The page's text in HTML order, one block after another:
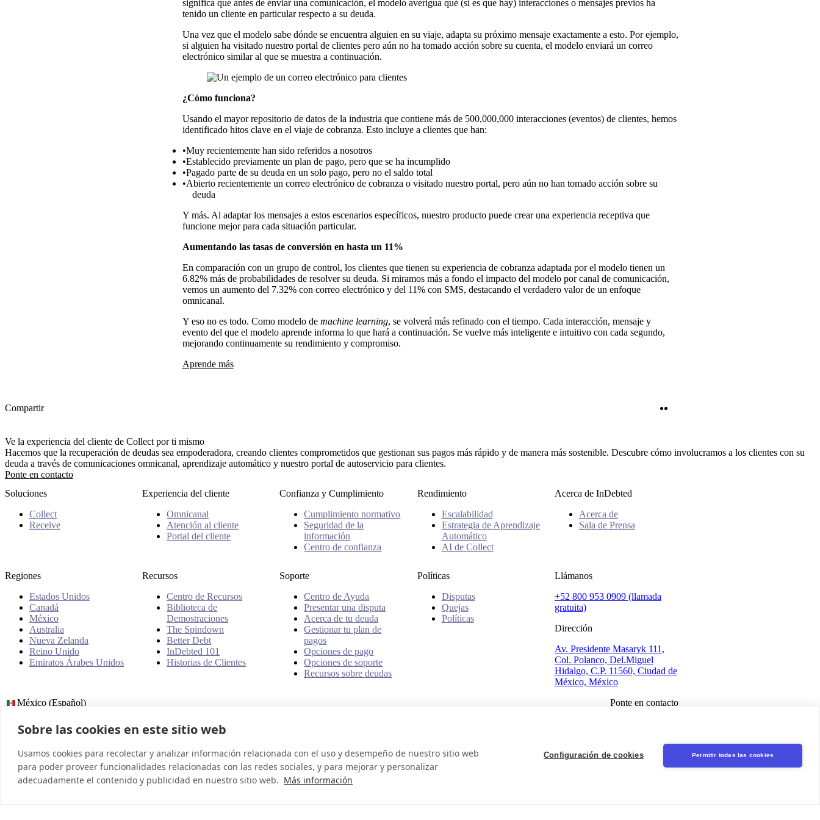
significa que antes de enviar una comunicación, el modelo averigua qué (si es que hay) interacciones o mensajes previos ha
tenido un cliente en particular respecto a su deuda.
Una vez que el modelo sabe dónde se encuentra alguien en su viaje, adapta su próximo mensaje exactamente a esto. Por ejemplo,
si alguien ha visitado nuestro portal de clientes pero aún no ha tomado acción sobre su cuenta, el modelo enviará un correo
electrónico similar al que se muestra a continuación.
¿Cómo funciona?
Usando el mayor repositorio de datos de la industria que contiene más de 500,000,000 interacciones (eventos) de clientes, hemos
identificado hitos clave en el viaje de cobranza. Esto incluye a clientes que han:
Muy recientemente han sido referidos a nosotros
Establecido previamente un plan de pago, pero que se ha incumplido
Pagado parte de su deuda en un solo pago, pero no el saldo total
Abierto recientemente un correo electrónico de cobranza o visitado nuestro portal, pero aún no han tomado acción sobre su
deuda
Y más. Al adaptar los mensajes a estos escenarios específicos, nuestro producto puede crear una experiencia receptiva que
funcione mejor para cada situación particular.
Aumentando las tasas de conversión en hasta un 11%
En comparación con un grupo de control, los clientes que tienen su experiencia de cobranza adaptada por el modelo tienen un
6.82% más de probabilidades de resolver su deuda. Si miramos más a fondo el impacto del modelo por canal de comunicación,
vemos un aumento del 7.32% con correo electrónico y del 11% con SMS, destacando el verdadero valor de un enfoque
omnicanal.
Y eso no es todo. Como modelo de machine learning, se volverá más refinado con el tiempo. Cada interacción, mensaje y
evento del que el modelo aprende informa lo que hará a continuación. Se vuelve más inteligente e intuitivo con cada segundo,
mejorando continuamente su rendimiento y compromiso.
Aprende más
Compartir
Ve la experiencia del cliente de Collect por ti mismo
Hacemos que la recuperación de deudas sea empoderadora, creando clientes comprometidos que gestionan sus pagos más rápido y de manera más sostenible. Descubre cómo involucramos a los clientes con su
deuda a través de comunicaciones omnicanal, aprendizaje automático y nuestro portal de autoservicio para clientes.
Ponte en contacto
Soluciones
Collect
Receive
Experiencia del cliente
Omnicanal
Atención al cliente
Portal del cliente
Confianza y Cumplimiento
Cumplimiento normativo
Seguridad de la
información
Centro de confianza
Rendimiento
Escalabilidad
Estrategia de Aprendizaje
Automático
AI de Collect
Acerca de InDebted
Acerca de
Sala de Prensa
Regiones
Estados Unidos
Canadá
México
Australia
Nueva Zelanda
Reino Unido
Emiratos Árabes Unidos
Recursos
Centro de Recursos
Biblioteca de
Demostraciones
The Spindown
Better Debt
InDebted 101
Historias de Clientes
Soporte
Centro de Ayuda
Presentar una disputa
Acerca de tu deuda
Gestionar tu plan de
pagos
Opciones de pago
Opciones de soporte
Recursos sobre deudas
Políticas
Disputas
Quejas
Políticas
Llámanos
+52 800 953 0909 (llamada
gratuita)
Dirección
Av. Presidente Masaryk 111,
Col. Polanco, Del.Miguel
Hidalgo, C.P. 11560, Ciudad de
México, México
México (Español)
Ponte en contacto
© 2026 InDebted Holdings Pty Ltd
Sobre las cookies en este sitio web
Usamos cookies para recolectar y analizar información relacionada con el uso y desempeño de nuestro sitio web
para poder proveer funcionalidades relacionadas con las redes sociales, y para mejorar y personalizar
adecuadamente el contenido y publicidad en nuestro sitio web. Más información
Configuración de cookies Permitir todas las cookies